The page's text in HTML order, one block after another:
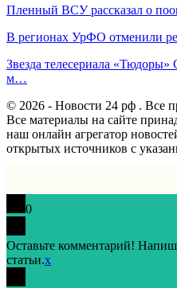
Пленный ВСУ рассказал о
В регионах УрФО отменили
Звезда телесериала
м…
© 2026 - Новости 24 рф . Все
Все материалы на сайте
наш онлайн агрегатор
открытых источников с
0
Оставьте комментарий!
статьи.x